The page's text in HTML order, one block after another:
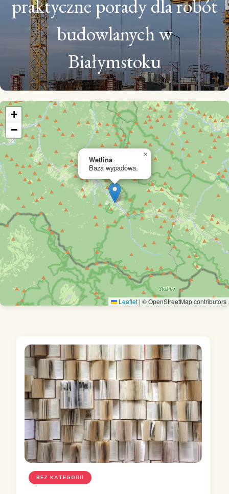
praktyczne porady dla robót
budowlanych w
Białymstoku
Wetlina
Baza wypadowa.
×
+
−
Leaflet | © OpenStreetMap contributors
BEZ KATEGORII